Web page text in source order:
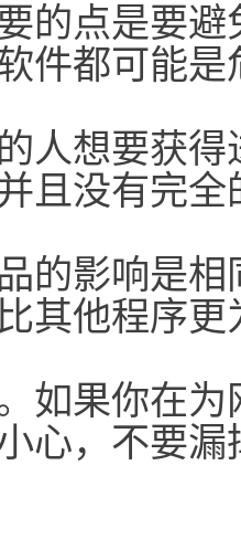
的点是要避
件都可能
人想要获
且没有完
的影响是
其他程序
如果你在
心，不要